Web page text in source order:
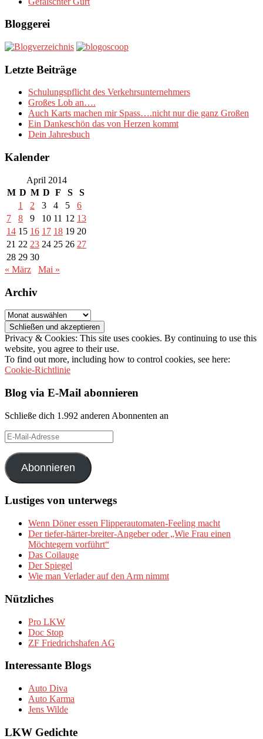
Bloggerei
Letzte Beiträge
Schulungspflicht des Verkehrsunternehmers
Großes Lob an….
Auch Karts machen mir Spass….nicht nur die ganz Großen
Ein Dankeschön das von Herzen kommt
Dein Jahresbuch
Kalender
April 2014
M D M D F S
S
1
2 3 4 5
6
7
8 9 10 11 12 13
14 15 16 17 18 19 20
21 22 23 24 25 26 27
28 29 30
« März
Mai »
Archiv
Archiv
Privacy & Cookies: This site uses cookies. By continuing to use this
website, you agree to their use.
To find out more, including how to control cookies, see here:
Cookie-Richtlinie
Blog via E-Mail abonnieren
Schließe dich 1.992 anderen Abonnenten an
E-
Mail-
Adresse
Abonnieren
Lustiges von unterwegs
Wenn Döner essen Flipperautomaten-Feeling macht
Der tiefer-härter-breiter-Angeber oder „Wie Frau einen
Möchtegern vorführt“
Das Coilauge
Der Spiegel
Wie man Verlader auf den Arm nimmt
Nützliches
Pro LKW
Doc Stop
ZF Friedrichshafen AG
Interessante Blogs
Auto Diva
Auto Karma
Jens Wilde
LKW Gedichte